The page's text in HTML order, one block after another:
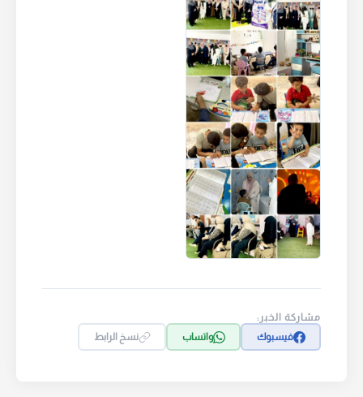
مشاركة الخبر:
فيسبوك
واتساب نسخ الرابط